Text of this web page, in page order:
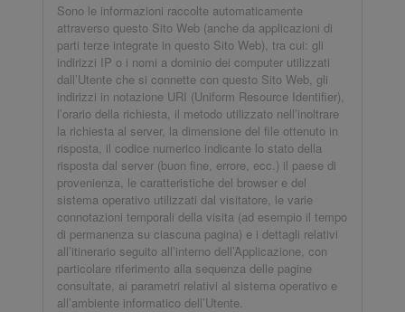
Sono le informazioni raccolte automaticamente
attraverso questo Sito Web (anche da applicazioni di
parti terze integrate in questo Sito Web), tra cui: gli
indirizzi IP o i nomi a dominio dei computer utilizzati
dall’Utente che si connette con questo Sito Web, gli
indirizzi in notazione URI (Uniform Resource Identifier),
l’orario della richiesta, il metodo utilizzato nell’inoltrare
la richiesta al server, la dimensione del file ottenuto in
risposta, il codice numerico indicante lo stato della
risposta dal server (buon fine, errore, ecc.) il paese di
provenienza, le caratteristiche del browser e del
sistema operativo utilizzati dal visitatore, le varie
connotazioni temporali della visita (ad esempio il tempo
di permanenza su ciascuna pagina) e i dettagli relativi
all’itinerario seguito all’interno dell’Applicazione, con
particolare riferimento alla sequenza delle pagine
consultate, ai parametri relativi al sistema operativo e
all’ambiente informatico dell’Utente.